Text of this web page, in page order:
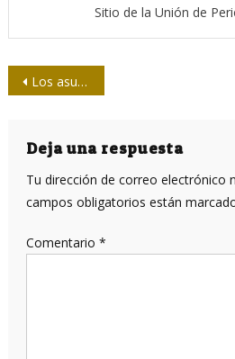
Sitio de la Unión de
Navegación
entradas
Los asuntos pendientes de la telenovela
Deja una respuesta
Tu dirección de correo electrónico
campos obligatorios están
Comentario *